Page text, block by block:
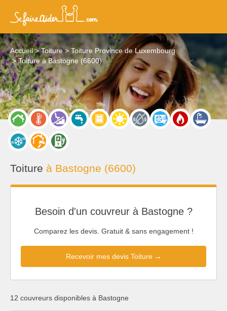
Accueil Toiture
Toiture Province de Luxembourg
Toiture à Bastogne (6600)
Toiture à Bastogne (6600)
Besoin d'un couvreur à Bastogne ?
Comparez les devis. Gratuit & sans engagement !
Recevoir mes devis Toiture →
12 couvreurs disponibles à Bastogne